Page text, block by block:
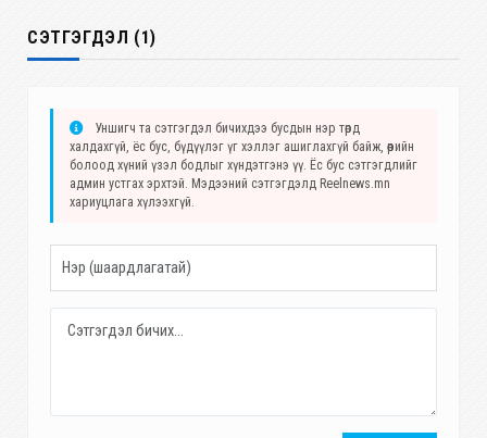
СЭТГЭГДЭЛ (1)
Уншигч та сэтгэгдэл бичихдээ бусдын нэр төрд
халдахгүй, ёс бус, бүдүүлэг үг хэллэг ашиглахгүй байж, өөрийн
болоод хүний үзэл бодлыг хүндэтгэнэ үү. Ёс бус сэтгэгдлийг
админ устгах эрхтэй. Мэдээний сэтгэгдэлд Reelnews.mn
хариуцлага хүлээхгүй.